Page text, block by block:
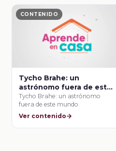
CONTENIDO
Tycho Brahe: un
astrónomo fuera de este
mundo
Tycho Brahe: un astrónomo
fuera de este mundo
Ver contenido